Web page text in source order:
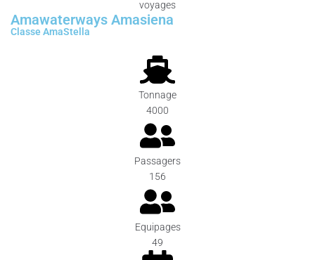
Amawaterways Amasiena
Classe AmaStella
Tonnage
4000
Passagers
156
Equipages
49